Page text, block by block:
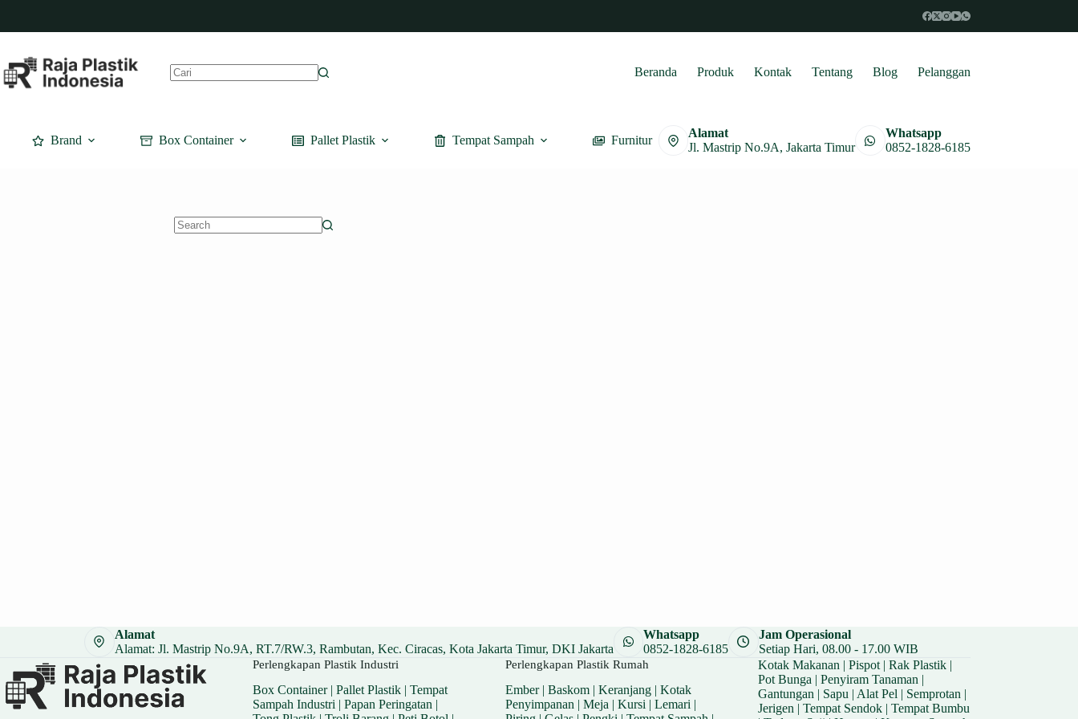
content
Beranda Produk Kontak Tentang Blog Pelanggan
Brand Box Container Pallet Plastik Tempat Sampah Furnitur
Alamat
Jl. Mastrip No.9A, Jakarta Timur
Whatsapp
0852-1828-6185
Alamat
Alamat: Jl. Mastrip No.9A, RT.7/RW.3, Rambutan, Kec. Ciracas, Kota Jakarta Timur, DKI Jakarta
Whatsapp
0852-1828-6185
Jam Operasional
Setiap Hari, 08.00 - 17.00 WIB
Perlengkapan Plastik Industri
Box Container| Pallet Plastik| Tempat
Sampah Industri | Papan Peringatan |
Perlengkapan Plastik Rumah
Ember| Baskom| Keranjang| Kotak
Penyimpanan | Meja | Kursi | Lemari |
Kotak Makanan | Pispot| Rak Plastik|
Pot Bunga | Penyiram Tanaman |
Gantungan | Sapu | Alat Pel | Semprotan |
Jerigen | Tempat Sendok| Tempat Bumbu